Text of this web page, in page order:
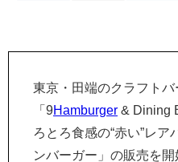
東京・田端のクラフト
「9Hamburger & Dining
ろとろ食感の“赤い”レ
ンバーガー」の販売を開